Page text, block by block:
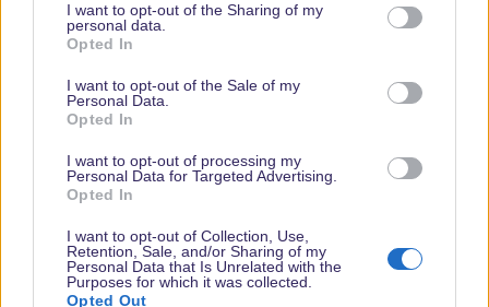
I want to opt-out of the Sharing of my
personal data.
Opted In
I want to opt-out of the Sale of my
Personal Data.
Opted In
I want to opt-out of processing my
Personal Data for Targeted Advertising.
Opted In
I want to opt-out of Collection, Use,
Retention, Sale, and/or Sharing of my
Personal Data that Is Unrelated with the
Purposes for which it was collected.
Opted Out
dass Du unsere
Schau
© dein-dlrp | Einige Elemente ©Disney. dein-dlrp ist ein Reiseführer für